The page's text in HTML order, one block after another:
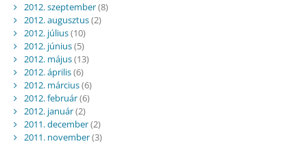
2012. szeptember(8)
2012. augusztus(2)
2012. július(10)
2012. június(5)
2012. május(13)
2012. április(6)
2012. március(6)
2012. február(6)
2012. január(2)
2011. december(2)
2011. november(3)